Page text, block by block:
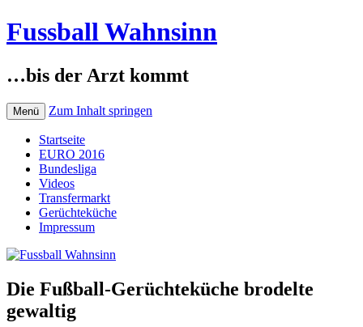
Fussball Wahnsinn
…bis der Arzt kommt
Menü Zum Inhalt springen
Startseite
EURO 2016
Bundesliga
Videos
Transfermarkt
Gerüchteküche
Impressum
Die Fußball-Gerüchteküche brodelte
gewaltig